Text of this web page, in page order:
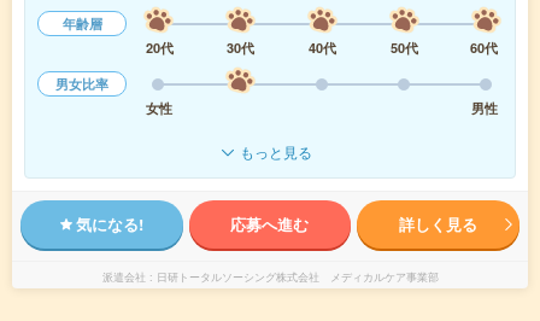
年齢層
20代
30代 40代 50代
60代
男女比率
女性
男性
もっと見る
気になる! 応募へ進む 詳しく見る
派遣会社 日研トータルソーシング株式会社 メディカルケア事業部